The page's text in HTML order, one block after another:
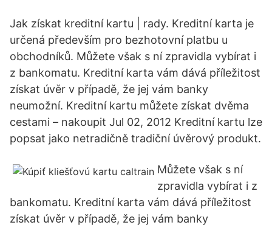
Jak získat kreditní kartu | rady. Kreditní karta je
určená především pro bezhotovní platbu u
obchodníků. Můžete však s ní zpravidla vybírat i
z bankomatu. Kreditní karta vám dává příležitost
získat úvěr v případě, že jej vám banky
neumožní. Kreditní kartu můžete získat dvěma
cestami – nakoupit Jul 02, 2012 Kreditní kartu lze
popsat jako netradičně tradiční úvěrový produkt.
Můžete však s ní
zpravidla vybírat i z
bankomatu. Kreditní karta vám dává příležitost
získat úvěr v případě, že jej vám banky